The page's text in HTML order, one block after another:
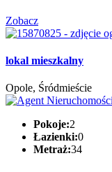
Zobacz
lokal mieszkalny
Opole, Śródmieście
Pokoje:2
Łazienki:0
Metraż:34